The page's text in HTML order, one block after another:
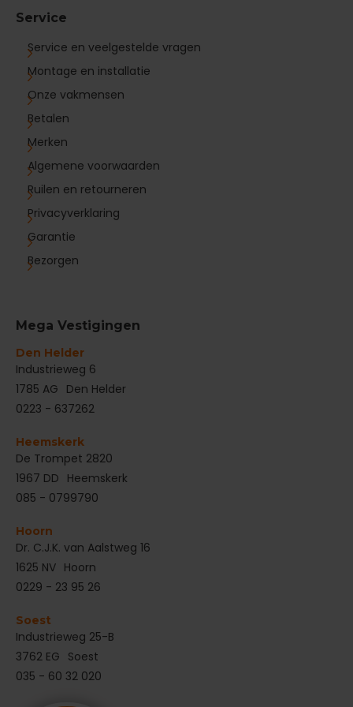
Service
Service en veelgestelde vragen
Montage en installatie
Onze vakmensen
Betalen
Merken
Algemene voorwaarden
Ruilen en retourneren
Privacyverklaring
Garantie
Bezorgen
Mega Vestigingen
Den Helder
‌Industrieweg 6
1785 AG Den Helder
0223 - 637262
Heemskerk
De Trompet 2820
1967 DD Heemskerk
085 - 0799790
Hoorn
Dr. C.J.K. van Aalstweg 16
1625 NV Hoorn
0229 - 23 95 26
Soest
Industrieweg 25-B
3762 EG Soest
035 - 60 32 020